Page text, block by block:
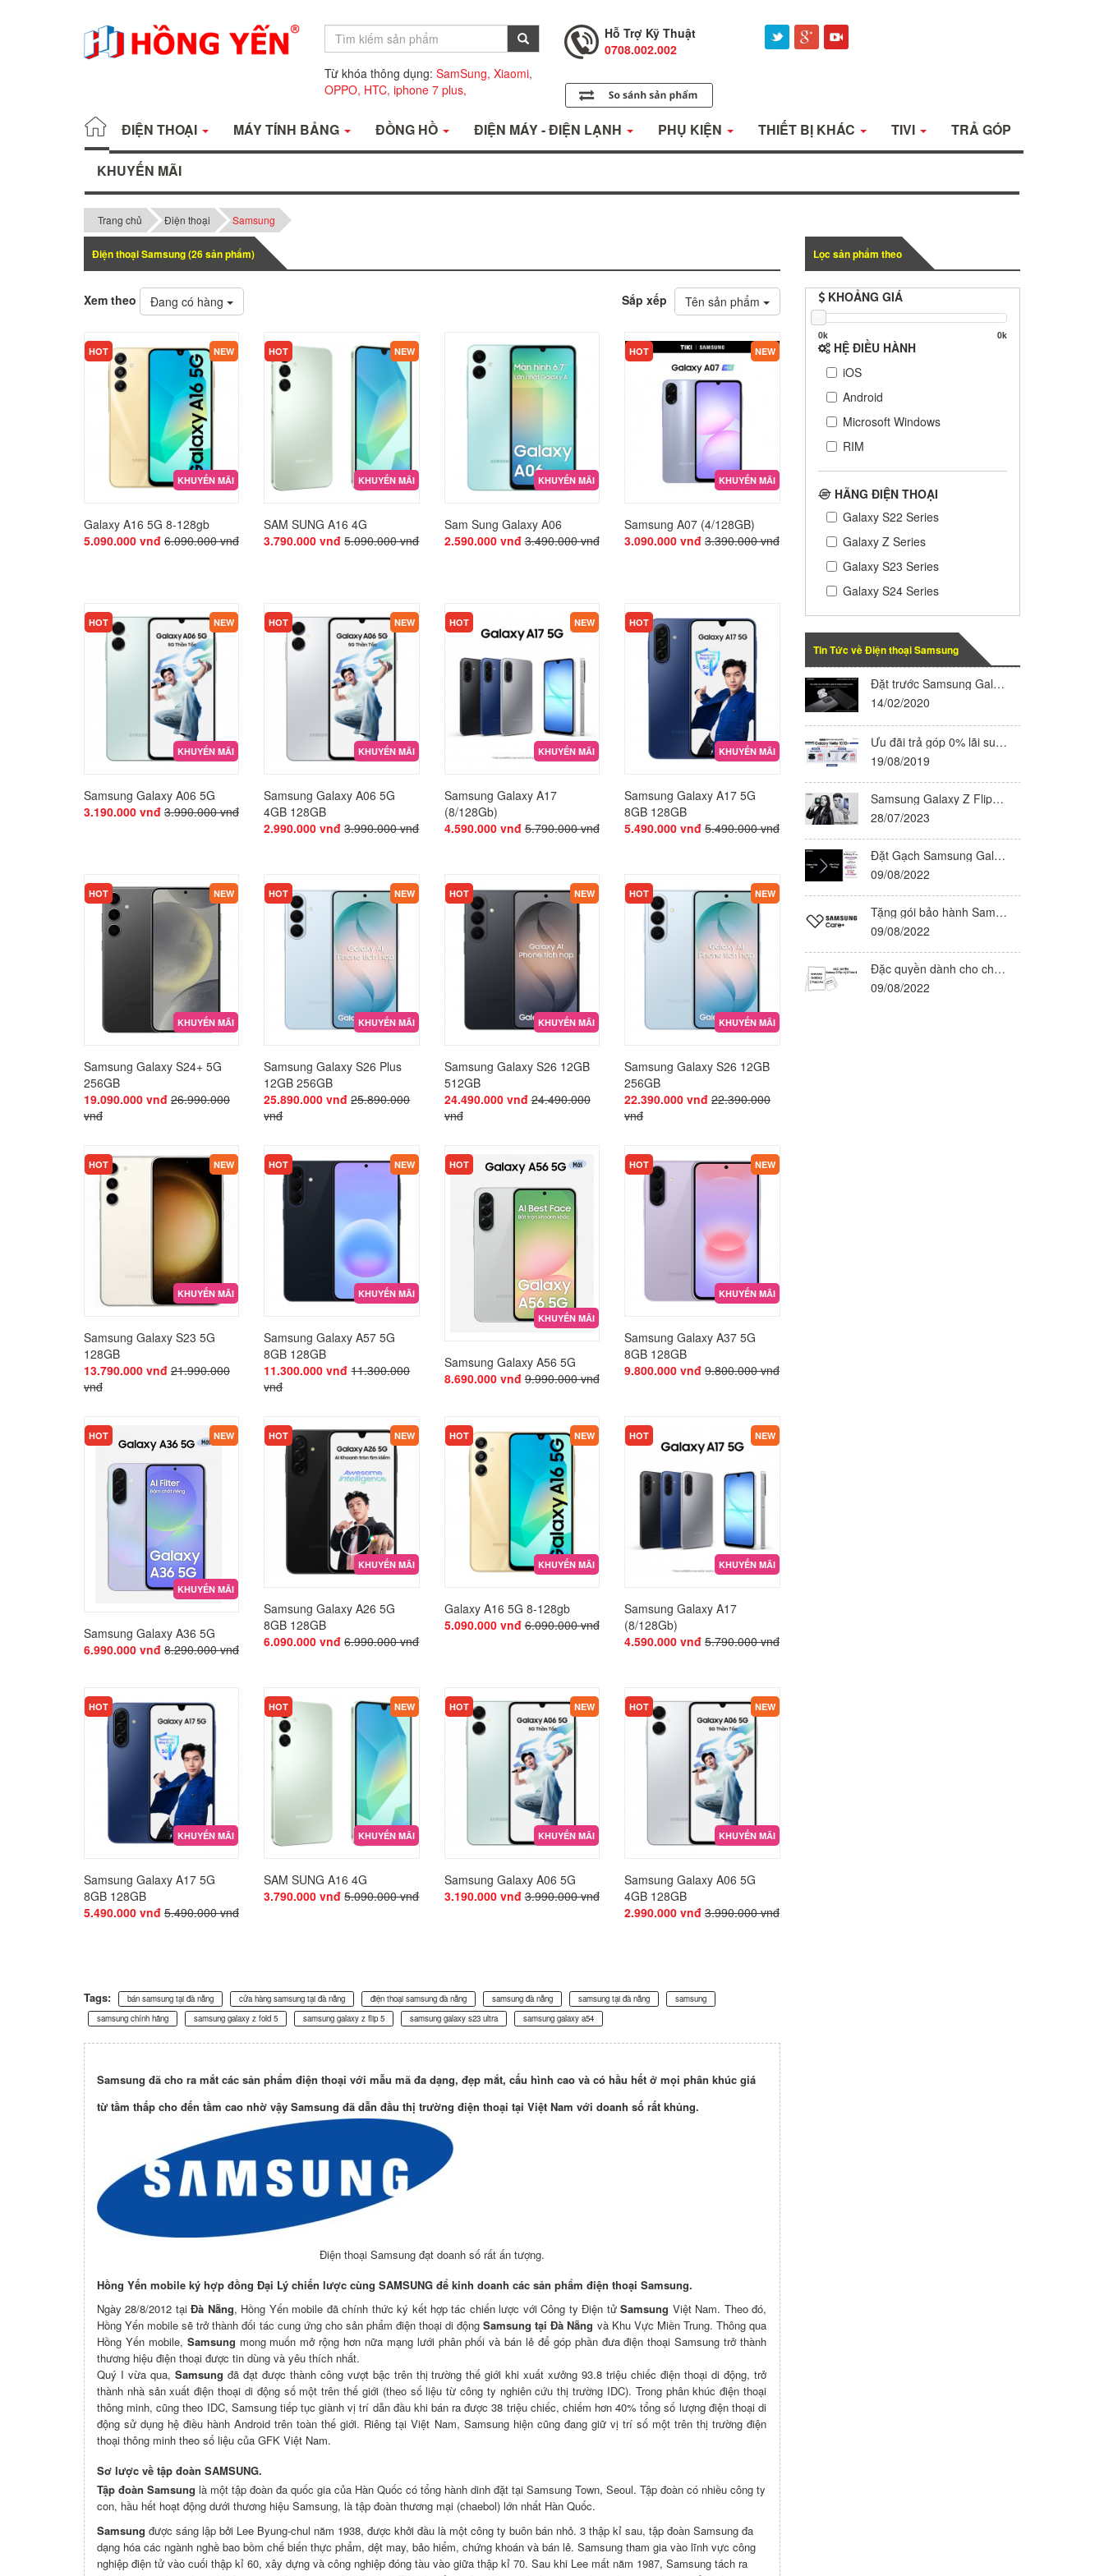
Từ khóa thông dụng: SamSung, Xiaomi,
OPPO, HTC, iphone 7 plus,
Hỗ Trợ Kỹ Thuật
0708.002.002
0708.001.001
ĐIỆN THOẠI MÁY TÍNH BẢNG ĐỒNG HỒ ĐIỆN MÁY - ĐIỆN LẠNH PHỤ KIỆN THIẾT BỊ KHÁC TIVI TRẢ GÓP
KHUYẾN MÃI
Trang chủ Điện thoại Samsung
Điện thoại Samsung (26sản phẩm)
Xem theo Đang có hàng Sắp xếp Tên sản phẩm
KHUYẾN MÃI
HOT NEW
KHUYẾN MÃI
Galaxy A16 5G 8-128gb
5.090.000 vnđ 6.090.000 vnđ
KHUYẾN MÃI
HOT NEW
KHUYẾN MÃI
SAM SUNG A16 4G
3.790.000 vnđ5.090.000 vnđ
KHUYẾN MÃI
KHUYẾN MÃI
Sam Sung Galaxy A06
2.590.000 vnđ3.490.000 vnđ
KHUYẾN MÃI
HOT NEW
KHUYẾN MÃI
Samsung A07 (4/128GB)
3.090.000 vnđ3.390.000 vnđ
KHUYẾN MÃI
HOT NEW
KHUYẾN MÃI
Samsung Galaxy A06 5G
3.190.000 vnđ 3.990.000 vnđ
KHUYẾN MÃI
HOT NEW
KHUYẾN MÃI
Samsung Galaxy A06 5G
4GB 128GB
2.990.000 vnđ3.990.000 vnđ
KHUYẾN MÃI
HOT NEW
KHUYẾN MÃI
Samsung Galaxy A17
(8/128Gb)
4.590.000 vnđ5.790.000 vnđ
KHUYẾN MÃI
HOT KHUYẾN MÃI
Samsung Galaxy A17 5G
8GB 128GB
5.490.000 vnđ5.490.000 vnđ
KHUYẾN MÃI
HOT NEW
KHUYẾN MÃI
Samsung Galaxy S24+ 5G
256GB
19.090.000 vnđ 26.990.000
vnđ
KHUYẾN MÃI
HOT NEW
KHUYẾN MÃI
Samsung Galaxy S26 Plus
12GB 256GB
25.890.000 vnđ25.890.000
vnđ
KHUYẾN MÃI
HOT NEW
KHUYẾN MÃI
Samsung Galaxy S26 12GB
512GB
24.490.000 vnđ24.490.000
vnđ
KHUYẾN MÃI
HOT NEW
KHUYẾN MÃI
Samsung Galaxy S26 12GB
256GB
22.390.000 vnđ22.390.000
vnđ
KHUYẾN MÃI
HOT NEW
KHUYẾN MÃI
Samsung Galaxy S23 5G
128GB
13.790.000 vnđ 21.990.000
vnđ
KHUYẾN MÃI
HOT NEW
KHUYẾN MÃI
Samsung Galaxy A57 5G
8GB 128GB
11.300.000 vnđ11.300.000
vnđ
KHUYẾN MÃI
HOT KHUYẾN MÃI
Samsung Galaxy A56 5G
8.690.000 vnđ9.990.000 vnđ
KHUYẾN MÃI
HOT NEW
KHUYẾN MÃI
Samsung Galaxy A37 5G
8GB 128GB
9.800.000 vnđ9.800.000 vnđ
KHUYẾN MÃI
HOT NEW
KHUYẾN MÃI
Samsung Galaxy A36 5G
6.990.000 vnđ 8.290.000 vnđ
KHUYẾN MÃI
HOT NEW
KHUYẾN MÃI
Samsung Galaxy A26 5G
8GB 128GB
6.090.000 vnđ6.990.000 vnđ
KHUYẾN MÃI
HOT NEW
KHUYẾN MÃI
Galaxy A16 5G 8-128gb
5.090.000 vnđ6.090.000 vnđ
KHUYẾN MÃI
HOT NEW
KHUYẾN MÃI
Samsung Galaxy A17
(8/128Gb)
4.590.000 vnđ5.790.000 vnđ
KHUYẾN MÃI
HOT KHUYẾN MÃI
Samsung Galaxy A17 5G
8GB 128GB
5.490.000 vnđ 5.490.000 vnđ
KHUYẾN MÃI
HOT NEW
KHUYẾN MÃI
SAM SUNG A16 4G
3.790.000 vnđ5.090.000 vnđ
KHUYẾN MÃI
HOT NEW
KHUYẾN MÃI
Samsung Galaxy A06 5G
3.190.000 vnđ3.990.000 vnđ
KHUYẾN MÃI
HOT NEW
KHUYẾN MÃI
Samsung Galaxy A06 5G
4GB 128GB
2.990.000 vnđ3.990.000 vnđ
Tags: bán samsung tại đà nẵng cửa hàng samsung tại đà nẵng điện thoại samsung đà nẵng samsung đà nẵng samsung tại đà nẵng
samsung
samsung chính hãng
samsung galaxy z fold 5 samsung galaxy z flip 5 samsung galaxy s23 ultra samsung galaxy a54
Samsung đã cho ra mắt các sản phẩm điện thoại với mẫu mã đa dạng, đẹp mắt, cấu hình cao và có hầu hết ở mọi phân khúc giá
từ tầm thấp cho đến tầm cao nhờ vậy Samsung đã dẫn đầu thị trường điện thoại tại Việt Nam với doanh số rất khủng.
Điện thoại Samsung đạt doanh số rất ấn tượng.
Hồng Yến mobile ký hợp đồng Đại Lý chiến lược cùng SAMSUNG để kinh doanh các sản phẩm điện thoại Samsung.
Ngày 28/8/2012 tạiĐà Nẵng, Hồng Yến mobile đã chính thức ký kết hợp tác chiến lược với Công ty Điện tửSamsung Việt Nam. Theo đó,
Hồng Yến mobile sẽ trở thành đối tác cung ứng cho sản phẩm điện thoại di độngSamsung tại Đà Nẵng và Khu Vực Miền Trung. Thông qua
Hồng Yến mobile, Samsung mong muốn mở rộng hơn nữa mạng lưới phân phối và bán lẻ để góp phần đưa điện thoại Samsung trở thành
thương hiệu điện thoại được tin dùng và yêu thích nhất.
Quý I vừa qua, Samsung đã đạt được thành công vượt bậc trên thị trường thế giới khi xuất xưởng 93.8 triệu chiếc điện thoại di động, trở
thành nhà sản xuất điện thoại di động số một trên thế giới (theo số liệu từ công ty nghiên cứu thị trường IDC). Trong phân khúc điện thoại
thông minh, cũng theo IDC, Samsung tiếp tục giành vị trí dẫn đầu khi bán ra được 38 triệu chiếc, chiếm hơn 40% tổng số lượng điện thoại di
động sử dụng hệ điều hành Android trên toàn thế giới. Riêng tại Việt Nam, Samsung hiện cũng đang giữ vị trí số một trên thị trường điện
thoại thông minh theo số liệu của GFK Việt Nam.
Sơ lược về tập đoàn SAMSUNG.
Tập đoàn Samsung là một tập đoàn đa quốc gia của Hàn Quốc có tổng hành dinh đặt tại Samsung Town, Seoul. Tập đoàn có nhiều công ty
con, hầu hết hoạt động dưới thương hiệu Samsung, là tập đoàn thương mại (chaebol) lớn nhất Hàn Quốc.
Samsung được sáng lập bởi Lee Byung-chul năm 1938, được khởi đầu là một công ty buôn bán nhỏ. 3 thập kỉ sau, tập đoàn Samsung đa
dạng hóa các ngành nghề bao bồm chế biến thực phẩm, dệt may, bảo hiểm, chứng khoán và bán lẻ. Samsung tham gia vào lĩnh vực công
nghiệp điện tử vào cuối thập kỉ 60, xây dựng và công nghiệp đóng tàu vào giữa thập kỉ 70. Sau khi Lee mất năm 1987, Samsung tách ra
Lọc sản phẩm theo
KHOẢNG GIÁ
0k 0k
HỆ ĐIỀU HÀNH
iOS
Android
Microsoft Windows
RIM
HÃNG ĐIỆN THOẠI
Galaxy S22 Series
Galaxy Z Series
Galaxy S23 Series
Galaxy S24 Series
Tin Tức về Điện thoại Samsung
Đặt trước Samsung Galaxy S20 |S20+ |S20 Ultra nhận quà khủng hơn 6 triệu tại HồngYếnMobile
14/02/2020
Ưu đãi trả góp 0% lãi suất cho Samsung Galaxy Note 10|10+
19/08/2019
Samsung Galaxy Z Flip5 | Fold5 ra mắt: bản lề Flex, giá từ 25,9 triệu đồng
28/07/2023
Đặt Gạch Samsung Galaxy Z Fold | Z Flip Mới - Ưu đãi đến 9 Triệu
09/08/2022
Tặng gói bảo hành Samsung Care+ cho chủ sở hữu Galaxy Z Flip | Z Fold Mới
09/08/2022
Đặc quyền dành cho chủ sở hữu Samsung Galaxy Z Fold 4 và Z Flip 4
09/08/2022